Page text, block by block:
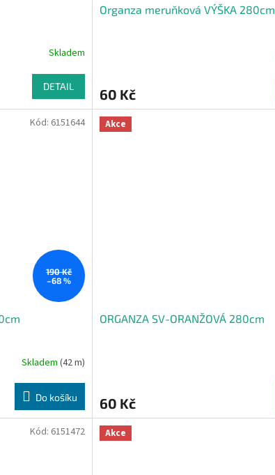
Skladem
DETAIL
Organza meruňková VÝŠKA 280cm
60 Kč
190 Kč
–68 %
Skladem(42 m)
Do košíku
Kód: 6151644 Akce
ORGANZA SV-ORANŽOVÁ 280cm
60 Kč
Kód: 6151472 Akce